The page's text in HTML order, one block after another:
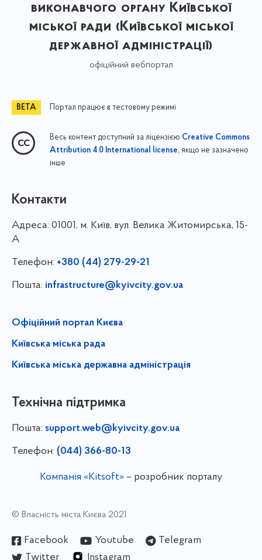
виконавчого органу Київської
міської ради (Київської міської
державної адміністрації)
офіційний вебпортал
Портал працює в тестовому режимі
Весь контент доступний за ліцензією Creative Commons
Attribution 4.0 International license, якщо не зазначено
інше
Контакти
Адреса: 01001, м. Київ, вул. Велика Житомирська, 15-
А
Телефон: +380 (44) 279-29-21
Пошта: infrastructure@kyivcity.gov.ua
Офіційний портал Києва
Київська міська рада
Київська міська державна адміністрація
Технічна підтримка
Пошта: support.web@kyivcity.gov.ua
Телефон: (044) 366-80-13
Компанія «Kitsoft»– розробник порталу
© Власність міста Києва 2021
Facebook Youtube
Telegram
Twitter
Instagram